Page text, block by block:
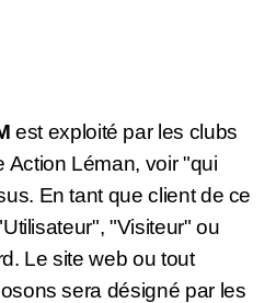
est exploité par les clubs
Action Léman, voir "qui
En tant que client de ce
"Visiteur" ou
Le site web ou tout
sera désigné par les